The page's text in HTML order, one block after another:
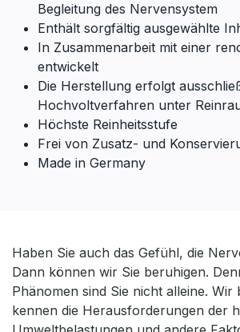
Begleitung des Nervensystem
Enthält sorgfältig ausgewählte
In Zusammenarbeit mit einer
entwickelt
Die Herstellung erfolgt
Hochvoltverfahren unter
Höchste Reinheitsstufe
Frei von Zusatz- und
Made in Germany
Haben Sie auch das Gefühl, die
Dann können wir Sie beruhigen.
Phänomen sind Sie nicht alleine. Wir
kennen die Herausforderungen der